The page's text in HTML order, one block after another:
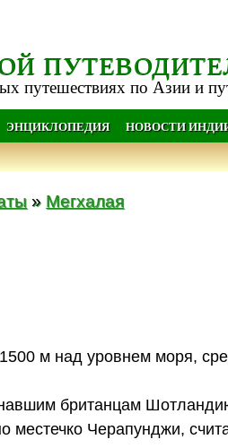
путешествиях по Азии и
ЭНЦИКЛОПЕДИЯ НОВОСТИ
» Мегхалая
м над уровнем моря,
британцам
местечко Черапунджи,